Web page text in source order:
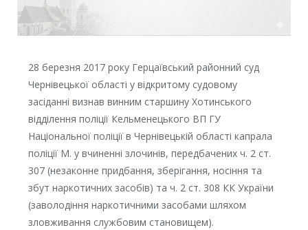
28 березня 2017 року Герцаївський районний суд
Чернівецької області у відкритому судовому
засіданні визнав винним старшину Хотинського
відділення поліції Кельменецького ВП ГУ
Національної поліції в Чернівецькій області капрала
поліції М. у вчиненні злочинів, передбачених ч. 2 ст.
307 (незаконне придбання, зберігання, носіння та
збут наркотичних засобів) та ч. 2 ст. 308 КК України
(заволодіння наркотичними засобами шляхом
зловживання службовим становищем).